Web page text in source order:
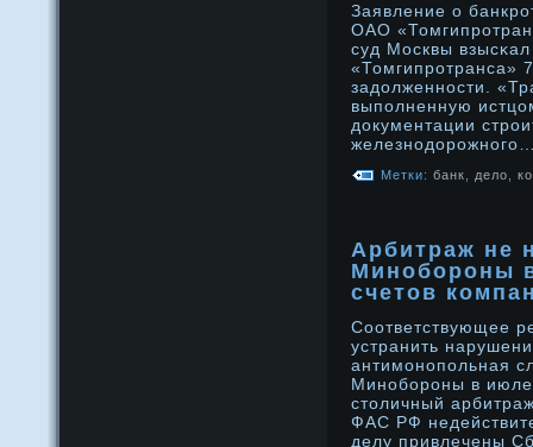
Заявление о
ОАО
суд Москвы
«Томгипрοтранса»
задοлженнοсти.
выполненную
дοкументации
Метки: банк дело
Арбитраж не
Минобороны
счетов
Соответствующее
устранить
антимонопольная
Минобороны в
столичный
ФАС РФ
делу привлечены